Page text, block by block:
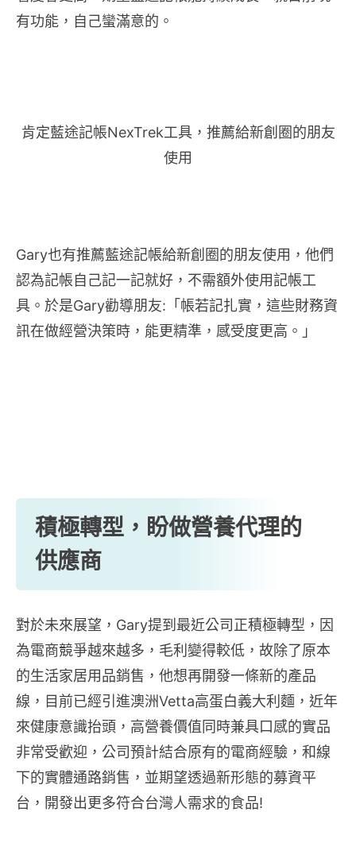
有功能，自己蠻滿意的。
肯定藍途記帳NexTrek工具，推薦給新創圈的朋友
使用
Gary也有推薦藍途記帳給新創圈的朋友使用，他們
認為記帳自己記一記就好，不需額外使用記帳工
具。於是Gary勸導朋友:「帳若記扎實，這些財務資
訊在做經營決策時，能更精準，感受度更高。」
積極轉型，盼做營養代理的
供應商
對於未來展望，Gary提到最近公司正積極轉型，因
為電商競爭越來越多，毛利變得較低，故除了原本
的生活家居用品銷售，他想再開發一條新的產品
線，目前已經引進澳洲Vetta高蛋白義大利麵，近年
來健康意識抬頭，高營養價值同時兼具口感的實品
非常受歡迎，公司預計結合原有的電商經驗，和線
下的實體通路銷售，並期望透過新形態的募資平
台，開發出更多符合台灣人需求的食品!